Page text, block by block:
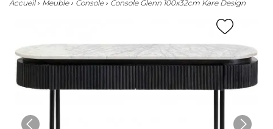
Accueil Meuble Console Console Glenn 100x32cm Kare Design